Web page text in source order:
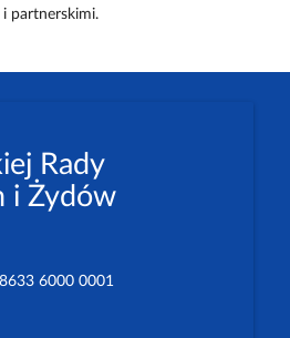
i partnerskimi.
Rady
i Żydów
6000 0001